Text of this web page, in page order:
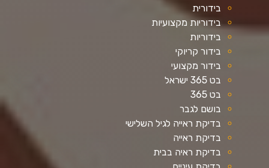
בידורית
בידוריות מקצועיות
בידוריות
בידור קריוקי
בידור מקצועי
בט 365 ישראל
בט 365
בושם לגבר
בדיקת ראייה לגיל השלישי
בדיקת ראייה
בדיקת ראיה בבית